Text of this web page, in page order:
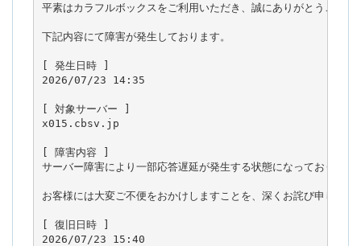
平素はカラフルボックスをご利用いただき、誠にありがとうござい
下記内容にて障害が発生しております。
[ 発生日時 ]
2026/07/23 14:35
[ 対象サーバー ]
x015.cbsv.jp
[ 障害内容 ]
サーバー障害により一部応答遅延が発生する状態になっております
お客様には大変ご不便をおかけしますことを、深くお詫び申し上げ
[ 復旧日時 ]
2026/07/23 15:40